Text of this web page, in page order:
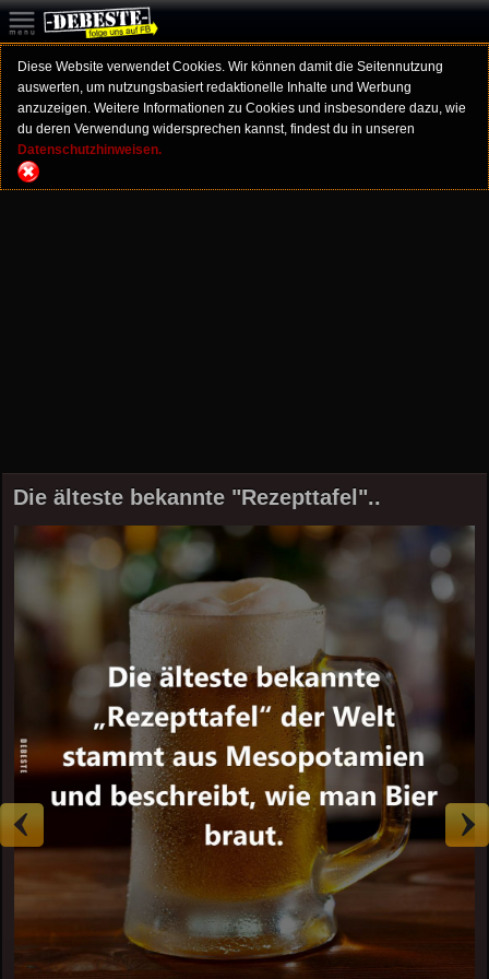
Diese Website verwendet Cookies. Wir können damit die Seitennutzung
auswerten, um nutzungsbasiert redaktionelle Inhalte und Werbung
anzuzeigen. Weitere Informationen zu Cookies und insbesondere dazu, wie
du deren Verwendung widersprechen kannst, findest du in unseren
Datenschutzhinweisen.
Die älteste bekannte "Rezepttafel"..